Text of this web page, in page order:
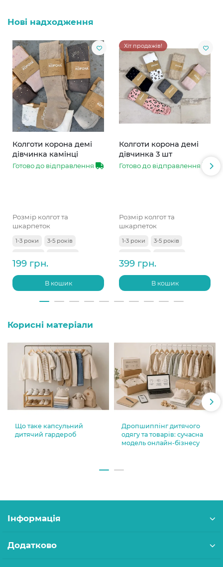
Нові надходження
Колготи корона демі
дівчинка камінці
Готово до відправлення
Розмір колгот та
шкарпеток
1-3 роки
3-5 років
199 грн.
В кошик
Хіт продажів!
Колготи корона демі
дівчинка 3 шт
Готово до відправлення
Розмір колгот та
шкарпеток
1-3 роки
3-5 років
9-11 років
399 грн.
В кошик
Корисні матеріали
Що таке капсульний
дитячий гардероб
Дропшиппінг дитячого
одягу та товарів: сучасна
модель онлайн-бізнесу
Інформація
Додатково